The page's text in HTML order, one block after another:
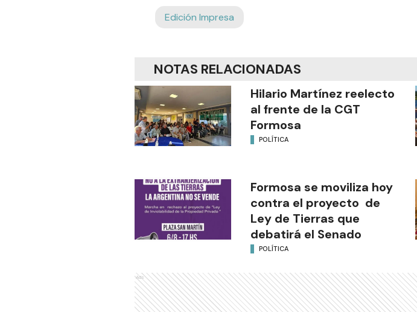
Edición Impresa
NOTAS RELACIONADAS
Hilario Martínez reelecto
al frente de la CGT
Formosa
POLÍTICA
Formosa se moviliza hoy
contra el proyecto de
Ley de Tierras que
debatirá el Senado
POLÍTICA
Ads